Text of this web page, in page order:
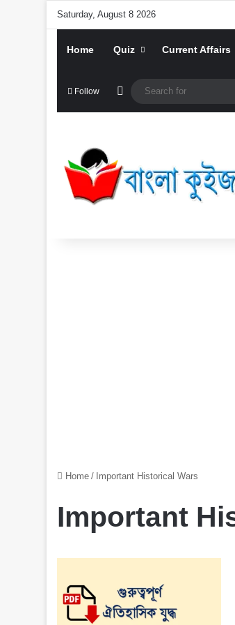
Saturday, August 8 2026
Home Quiz Current Affairs
Follow Random Article
Home / Important Historical Wars
Important